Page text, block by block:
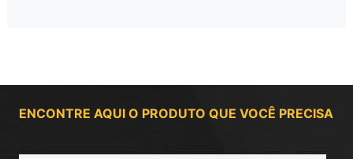
ENCONTRE AQUI O PRODUTO QUE VOCÊ PRECISA